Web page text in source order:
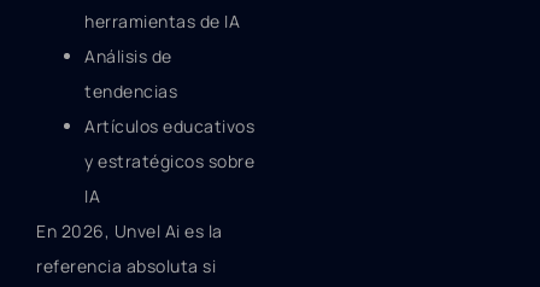
herramientas de IA
Análisis de
tendencias
Artículos educativos
y estratégicos sobre
IA
En 2026, Unvel Ai es la
referencia absoluta si